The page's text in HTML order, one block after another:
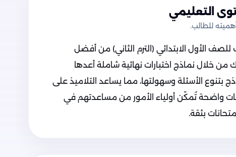
التعليمي
للطالب.
الأول الابتدائي (الترم الثاني) من أفضل
من خلال نماذج اختبارات نهائية شاملة أعدها
بتنوع الأسئلة وسهولتها، مما يساعد التلاميذ على
واضحة تُمكّن أولياء الأمور من مساعدتهم في
بثقة.